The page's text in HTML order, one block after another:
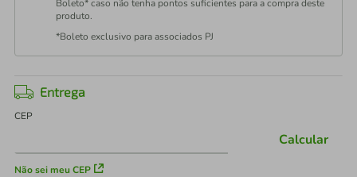
Boleto* caso não tenha pontos suficientes para a compra deste
produto.
*Boleto exclusivo para associados PJ
Entrega
CEP
Não sei meu CEP
Calcular